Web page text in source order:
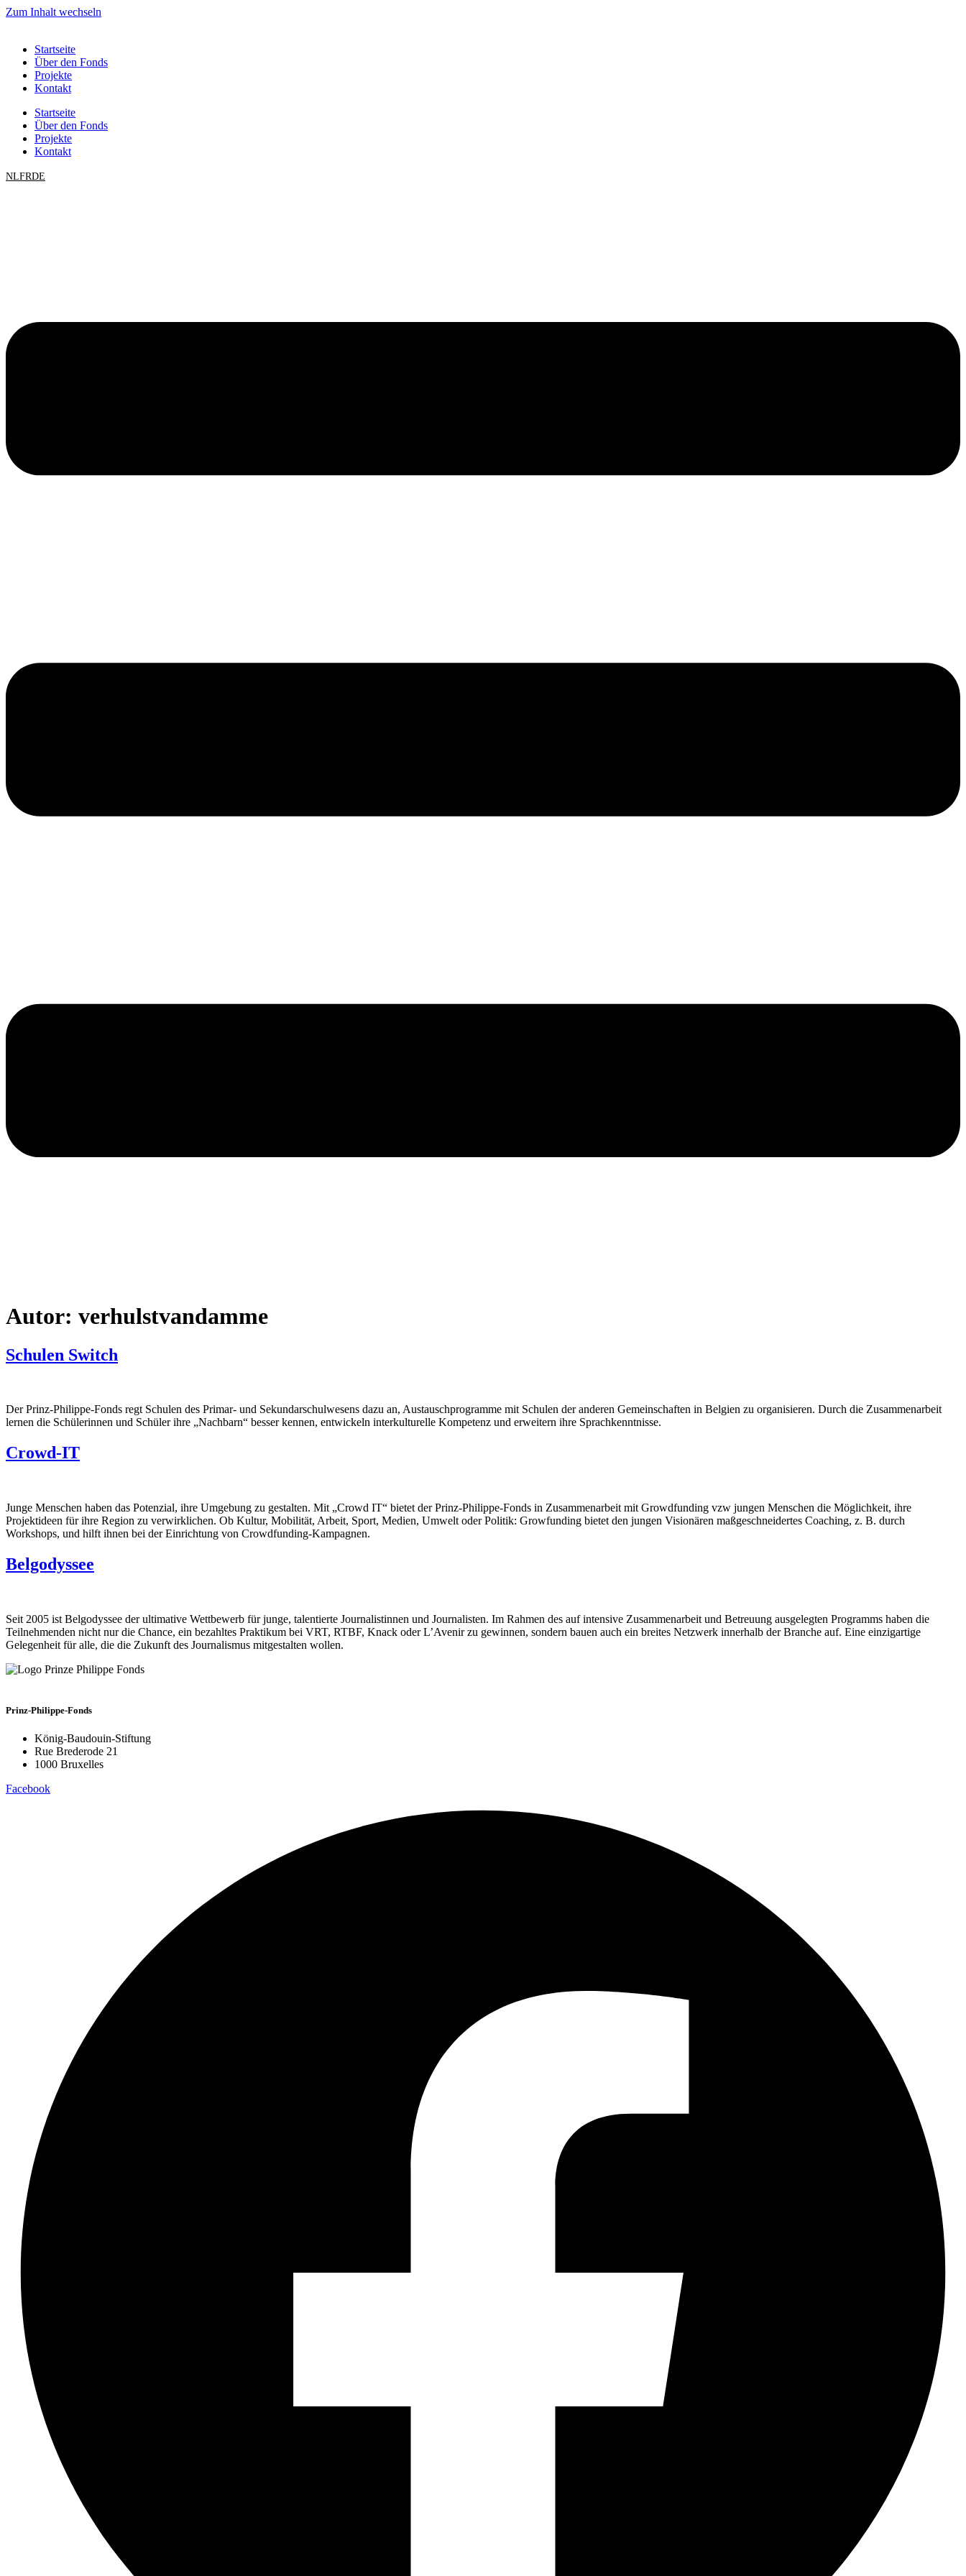
Zum Inhalt wechseln
Startseite
Über den Fonds
Projekte
Kontakt
Startseite
Über den Fonds
Projekte
Kontakt
NLFRDE
Autor: verhulstvandamme
Schulen Switch
Der Prinz-Philippe-Fonds regt Schulen des Primar- und Sekundarschulwesens dazu an, Austauschprogramme mit Schulen der anderen Gemeinschaften in Belgien zu organisieren. Durch die Zusammenarbeit
lernen die Schülerinnen und Schüler ihre „Nachbarn“ besser kennen, entwickeln interkulturelle Kompetenz und erweitern ihre Sprachkenntnisse.
Crowd-IT
Junge Menschen haben das Potenzial, ihre Umgebung zu gestalten. Mit „Crowd IT“ bietet der Prinz-Philippe-Fonds in Zusammenarbeit mit Growdfunding vzw jungen Menschen die Möglichkeit, ihre
Projektideen für ihre Region zu verwirklichen. Ob Kultur, Mobilität, Arbeit, Sport, Medien, Umwelt oder Politik: Growfunding bietet den jungen Visionären maßgeschneidertes Coaching, z. B. durch
Workshops, und hilft ihnen bei der Einrichtung von Crowdfunding-Kampagnen.
Belgodyssee
Seit 2005 ist Belgodyssee der ultimative Wettbewerb für junge, talentierte Journalistinnen und Journalisten. Im Rahmen des auf intensive Zusammenarbeit und Betreuung ausgelegten Programms haben die
Teilnehmenden nicht nur die Chance, ein bezahltes Praktikum bei VRT, RTBF, Knack oder L’Avenir zu gewinnen, sondern bauen auch ein breites Netzwerk innerhalb der Branche auf. Eine einzigartige
Gelegenheit für alle, die die Zukunft des Journalismus mitgestalten wollen.
Prinz-Philippe-Fonds
König-Baudouin-Stiftung
Rue Brederode 21
1000 Bruxelles
Facebook